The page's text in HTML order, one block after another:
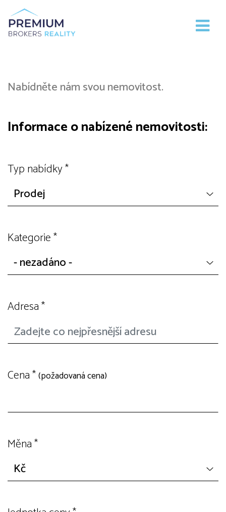
Nabídněte nám svou nemovitost.
Informace o nabízené nemovitosti:
Typ nabídky*
Kategorie*
Adresa*
Cena*(požadovaná cena)
Měna*